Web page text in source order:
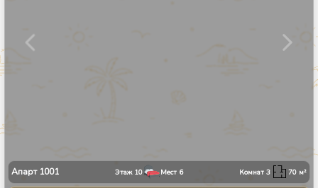
Апарт 1001 Этаж 10 Мест 6 Комнат3 70 м²